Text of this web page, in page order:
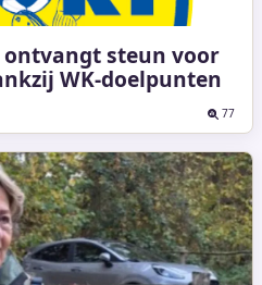
ontvangt steun voor
WK-doelpunten
77